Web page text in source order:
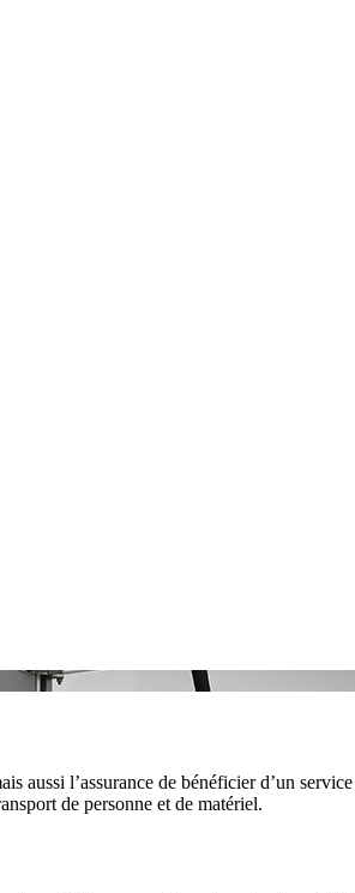
aussi l’assurance de bénéficier d’un
de personne et de matériel.